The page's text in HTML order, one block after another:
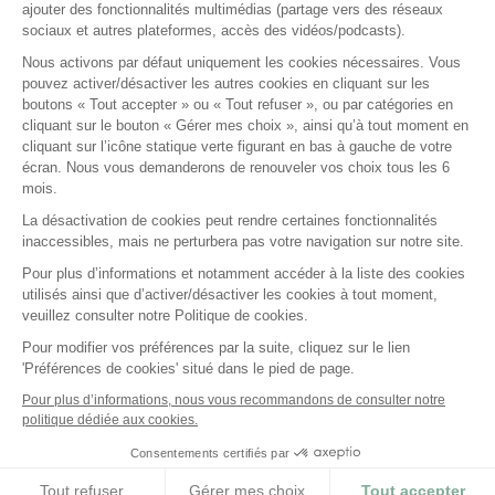
ajouter des fonctionnalités multimédias (partage vers des réseaux
sociaux et autres plateformes, accès des vidéos/podcasts).
Nous activons par défaut uniquement les cookies nécessaires. Vous
pouvez activer/désactiver les autres cookies en cliquant sur les
boutons « Tout accepter » ou « Tout refuser », ou par catégories en
cliquant sur le bouton « Gérer mes choix », ainsi qu’à tout moment en
cliquant sur l’icône statique verte figurant en bas à gauche de votre
écran. Nous vous demanderons de renouveler vos choix tous les 6
mois.
La désactivation de cookies peut rendre certaines fonctionnalités
inaccessibles, mais ne perturbera pas votre navigation sur notre site.
Pour plus d’informations et notamment accéder à la liste des cookies
utilisés ainsi que d’activer/désactiver les cookies à tout moment,
veuillez consulter notre Politique de cookies.
Pour modifier vos préférences par la suite, cliquez sur le lien
'Préférences de cookies' situé dans le pied de page.
Pour plus d’informations, nous vous recommandons de consulter notre
politique dédiée aux cookies.
Consentements certifiés par
Tout refuser Gérer mes choix Tout accepter
Formations certifiantes
Formations inter-entreprises
Formations intra-entreprises
Cycles d'actualité
Soyez alerté de nos nouvelles informations
Suivez-nous sur Linkedin
2026 Tous droits réservés.
Fidal Formations par Lemon Interactive
Gestion des cookies
Mentions légales